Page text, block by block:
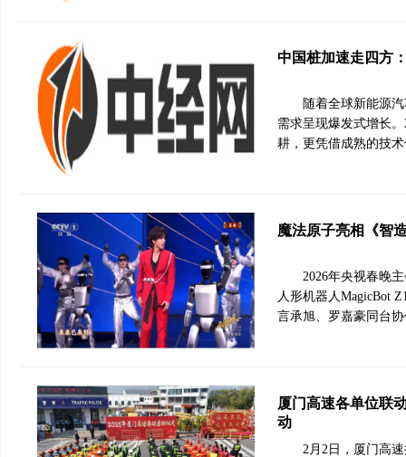
中国桩加速走四方
随着全球新能源
需求呈现爆发式增长
耕，更凭借成熟的技
魔法原子亮相《智
2026年央视春晚
人形机器人MagicBot
言承旭、罗嘉豪同台
厦门高速各单位联
动
2月2日，厦门高